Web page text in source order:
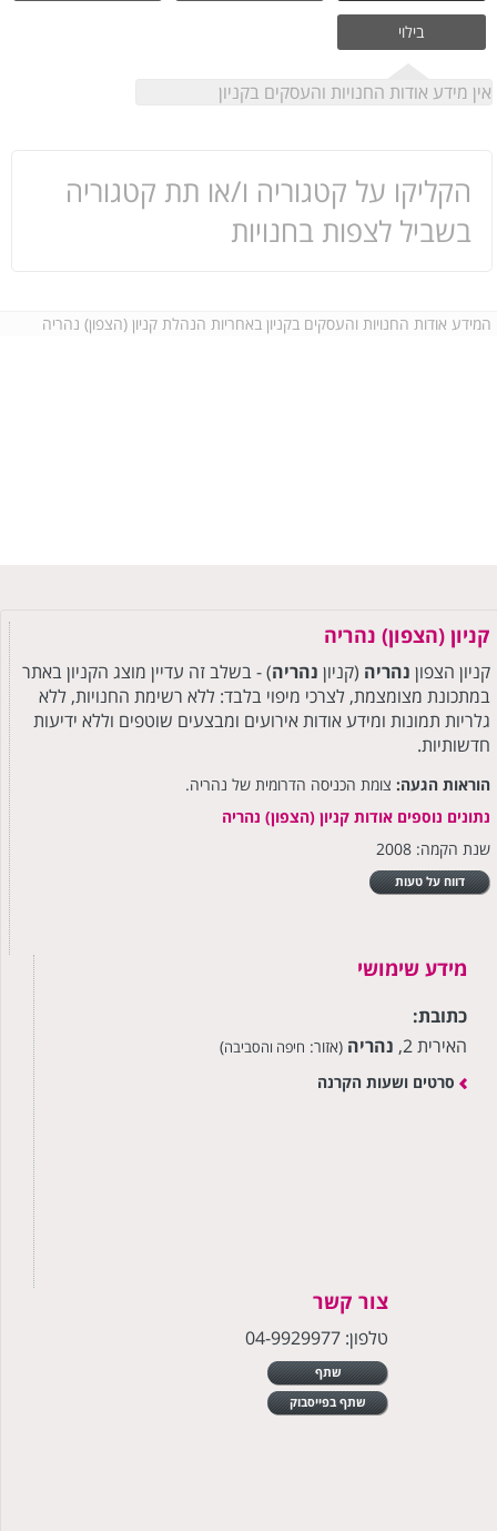
בילוי
אין מידע אודות החנויות והעסקים בקניון
הקליקו על קטגוריה ו/או תת קטגוריה
בשביל לצפות בחנויות
המידע אודות החנויות והעסקים בקניון באחריות הנהלת קניון (הצפון) נהריה
קניון (הצפון) נהריה
קניון הצפון נהריה (קניון נהריה) - בשלב זה עדיין מוצג הקניון באתר
במתכונת מצומצמת, לצרכי מיפוי בלבד: ללא רשימת החנויות, ללא
גלריות תמונות ומידע אודות אירועים ומבצעים שוטפים וללא ידיעות
חדשותיות.
הוראות הגעה: צומת הכניסה הדרומית של נהריה.
נתונים נוספים אודות קניון (הצפון) נהריה
שנת הקמה: 2008
דווח על טעות
מידע שימושי
כתובת:
האירית 2,
נהריה (אזור: חיפה והסביבה)
סרטים ושעות הקרנה
צור קשר
טלפון: 04-9929977
שתף
שתף בפייסבוק